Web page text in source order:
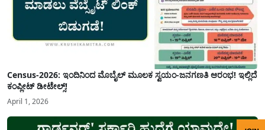
Census-2026: ಇಂದಿನಿಂದ ಮೊಬೈಲ್ ಮೂಲಕ ಸ್ವಯಂ-ಜನಗಣತಿ ಆರಂಭ! ಇಲ್ಲಿದೆ
ಕಂಪ್ಲೀಟ್ ಡೀಟೇಲ್ಸ್!
April 1, 2026